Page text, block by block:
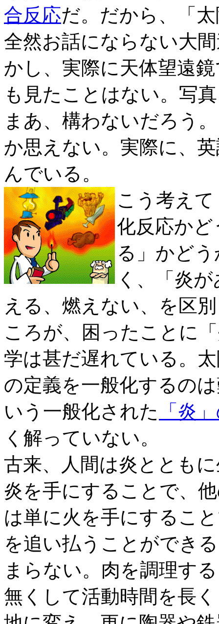
合反応だ。だから、「
全然お話にならない大
かし、実際に天体望遠
も見たことはない。写
まあ、構わないだろう
か思えない。実際に、
んでいる。
こう考え
化反応か
る」かど
く、「炎
える、燃えない、を区
ころが、困ったことに
学は甚だ遅れている。
の定義を一般化するの
いう一般化された
「炎
く解っていない。
古来、人間は炎ととも
炎を手にすることで、
は単に火を手にするこ
を追い払うことができ
まらない。肉を調理す
無くして活動時間を長